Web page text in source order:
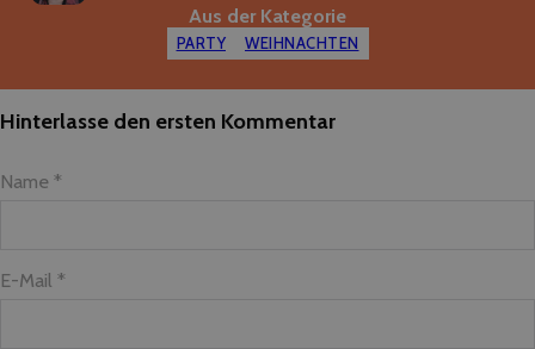
Aus der Kategorie
PARTY WEIHNACHTEN
Hinterlasse den ersten Kommentar
Name *
E-Mail *